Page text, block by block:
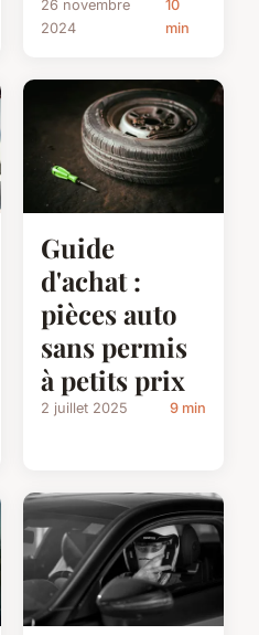
26 novembre
2024
10
min
Guide
d'achat :
pièces auto
sans permis
à petits prix
2 juillet 2025 9 min